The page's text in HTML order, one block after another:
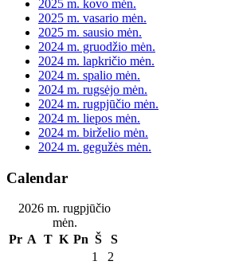
2025 m. kovo mėn.
2025 m. vasario mėn.
2025 m. sausio mėn.
2024 m. gruodžio mėn.
2024 m. lapkričio mėn.
2024 m. spalio mėn.
2024 m. rugsėjo mėn.
2024 m. rugpjūčio mėn.
2024 m. liepos mėn.
2024 m. birželio mėn.
2024 m. gegužės mėn.
Calendar
2026 m. rugpjūčio
mėn.
Pr A T K Pn Š
S
1
2